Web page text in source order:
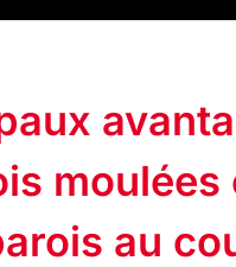
moulées
au